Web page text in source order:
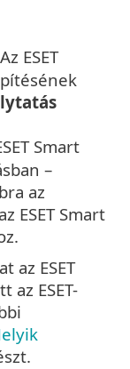
ESET
Smart
–
az
ESET Smart
az ESET
ESET-